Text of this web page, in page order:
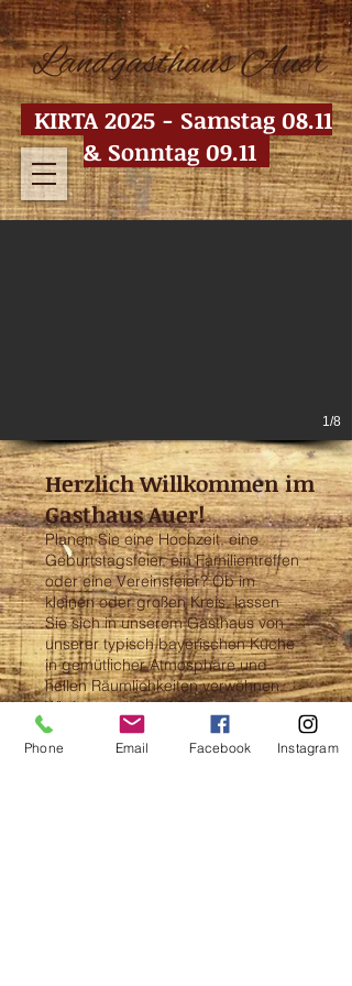
KIRTA 2025 - Samstag 08.11
& Sonntag 09.11
1/8
Herzlich Willkommen im
Gasthaus Auer!
Planen Sie eine Hochzeit, eine
Geburtstagsfeier, ein Familientreffen
oder eine Vereinsfeier? Ob im
kleinen oder großen Kreis, lassen
Sie sich in unserem Gasthaus von
unserer typisch bayerischen Küche
in gemütlicher Atmosphäre und
hellen Räumlichkeiten verwöhnen.
Wir freuen uns auf Sie!
Ihre
Phone Email Facebook Instagram